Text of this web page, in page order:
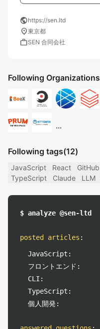
publichttps://sen.ltd
location_on東京都
workSEN 合同会社
Following Organizations
...
Following tags(12)
JavaScript React GitHub
TypeScript
Claude LLM
$ analyze @sen-ltd
posted articles :
JavaScript:
フロントエンド:
CLI:
TypeScript:
個人開発: